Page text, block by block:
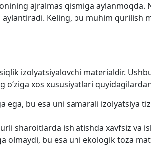
ajralmas qismiga aylanmoqda.
Keling, bu muhim qurilish
izolyatsiyalovchi materialdir.
o‘ziga xos xususiyatlari
ega, bu esa uni samarali izolyatsiya
sharoitlarda ishlatishda xavfsiz va
olmaydi, bu esa uni ekologik toza